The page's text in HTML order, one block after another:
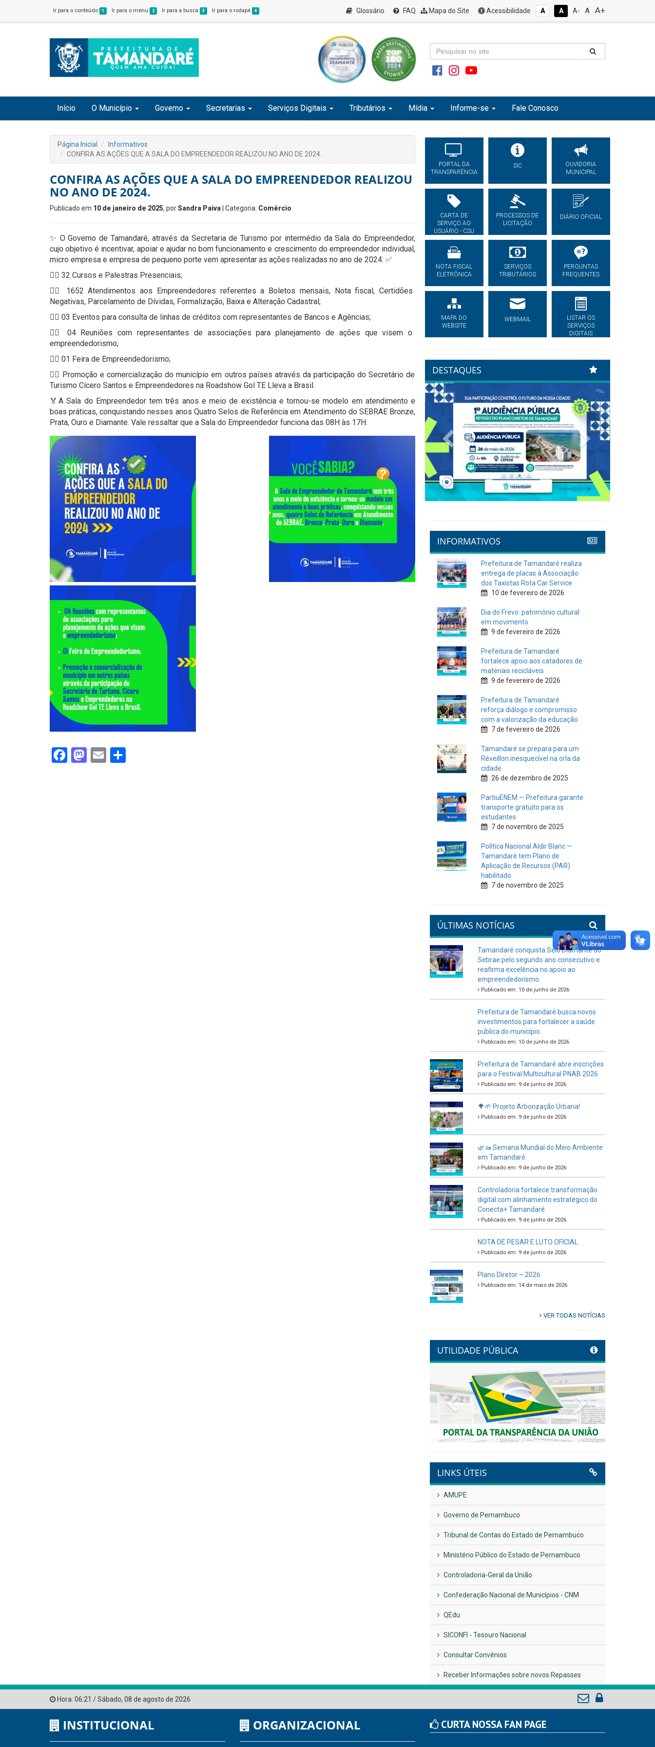
Ir para o conteúdo 1 Ir para o menu 2 Ir para a busca 3 Ir para o rodapé 4 Glossário FAQ Mapa do Site Acessibilidade A A A- A A+
Início O Município Governo Secretarias Serviços Digitais Tributários Mídia Informe-se Fale Conosco
Página Inicial
Informativos
CONFIRA AS AÇÕES QUE A SALA DO EMPREENDEDOR REALIZOU NO ANO DE 2024.
CONFIRA AS AÇÕES QUE A SALA DO EMPREENDEDOR REALIZOU
NO ANO DE 2024.
Publicado em 10 de janeiro de 2025, porSandra Paiva | Categoria: Comércio
✨ O Governo de Tamandaré, através da Secretaria de Turismo por intermédio da Sala do Empreendedor,
cujo objetivo é incentivar, apoiar e ajudar no bom funcionamento e crescimento do empreendedor individual,
micro empresa e empresa de pequeno porte vem apresentar as ações realizadas no ano de 2024: ✅
👉🏻 32 Cursos e Palestras Presenciais;
👉🏻 1652 Atendimentos aos Empreendedores referentes a Boletos mensais, Nota fiscal, Certidões
Negativas, Parcelamento de Dívidas, Formalização, Baixa e Alteração Cadastral;
👉🏻 03 Eventos para consulta de linhas de créditos com representantes de Bancos e Agências;
👉🏻 04 Reuniões com representantes de associações para planejamento de ações que visem o
empreendedorismo;
👉🏻 01 Feira de Empreendedorismo;
👉🏻 Promoção e comercialização do município em outros países através da participação do Secretário de
Turismo Cícero Santos e Empreendedores na Roadshow Gol TE Lleva a Brasil.
🏅A Sala do Empreendedor tem três anos e meio de existência e tornou-se modelo em atendimento e
boas práticas, conquistando nesses anos Quatro Selos de Referência em Atendimento do SEBRAE Bronze,
Prata, Ouro e Diamante. Vale ressaltar que a Sala do Empreendedor funciona das 08H às 17H.
Facebook
Mastodon
Email
PORTAL DA
TRANSPARÊNCIA
SIC
OUVIDORIA
MUNICIPAL
CARTA DE
SERVIÇO AO
USUÁRIO - CSU
PROCESSOS DE
LICITAÇÃO
DIÁRIO OFICIAL
NOTA FISCAL
ELETRÔNICA
SERVIÇOS
TRIBUTÁRIOS
PERGUNTAS
FREQUENTES
MAPA DO
WEBSITE
WEBMAIL
LISTAR OS
SERVIÇOS
DIGITAIS
DESTAQUES
Previous Next
INFORMATIVOS
Prefeitura de Tamandaré realiza
entrega de placas à Associação
dos Taxistas Rota Car Service
10 de fevereiro de 2026
Dia do Frevo: patrimônio cultural
em movimento
9 de fevereiro de 2026
Prefeitura de Tamandaré
fortalece apoio aos catadores de
materiais recicláveis
9 de fevereiro de 2026
Prefeitura de Tamandaré
reforça diálogo e compromisso
com a valorização da educação
7 de fevereiro de 2026
Tamandaré se prepara para um
Réveillon inesquecível na orla da
cidade.
26 de dezembro de 2025
PartiuENEM — Prefeitura garante
transporte gratuito para os
estudantes
7 de novembro de 2025
Política Nacional Aldir Blanc —
Tamandaré tem Plano de
Aplicação de Recursos (PAR)
habilitado
7 de novembro de 2025
ÚLTIMAS NOTÍCIAS
Tamandaré conquista Selo Diamante do
Sebrae pelo segundo ano consecutivo e
reafirma excelência no apoio ao
empreendedorismo.
Publicado em: 10 de junho de 2026
Prefeitura de Tamandaré busca novos
investimentos para fortalecer a saúde
pública do município.
Publicado em: 10 de junho de 2026
Prefeitura de Tamandaré abre inscrições
para o Festival Multicultural PNAB 2026
Publicado em: 9 de junho de 2026
🌳🌱 Projeto Arborização Urbana!
Publicado em: 9 de junho de 2026
🌿🚤 Semana Mundial do Meio Ambiente
em Tamandaré
Publicado em: 9 de junho de 2026
Controladoria fortalece transformação
digital com alinhamento estratégico do
Conecta+ Tamandaré.
Publicado em: 9 de junho de 2026
NOTA DE PESAR E LUTO OFICIAL
Publicado em: 9 de junho de 2026
Plano Diretor – 2026
Publicado em: 14 de maio de 2026
VER TODAS NOTÍCIAS
UTILIDADE PÚBLICA
Previous Next
LINKS ÚTEIS
AMUPE
Governo de Pernambuco
Tribunal de Contas do Estado de Pernambuco
Ministério Público do Estado de Pernambuco
Controladoria-Geral da União
Confederação Nacional de Municípios - CNM
QEdu
SICONFI - Tesouro Nacional
Consultar Convênios
Receber Informações sobre novos Repasses
Hora: 06:21 /Sábado, 08 de agosto de 2026
INSTITUCIONAL ORGANIZACIONAL CURTA NOSSA FAN PAGE